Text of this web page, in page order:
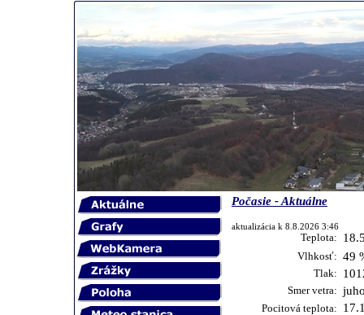
Počasie - Aktuálne
aktualizácia k 8.8.2026 3:46
Teplota:
Vlhkosť: 49
Tlak:
Smer vetra:
Pocitová teplota: